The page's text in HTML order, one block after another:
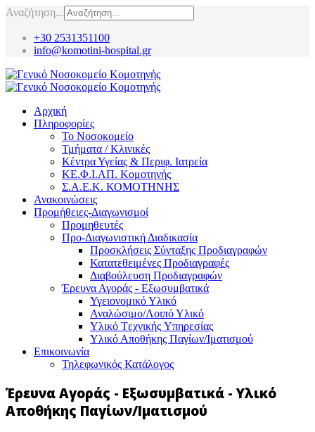
Αναζήτηση...
+30 2531351100
info@komotini-hospital.gr
Αρχική
Πληροφορίες
Το Νοσοκομείο
Τμήματα / Κλινικές
Κέντρα Υγείας & Περιφ. Ιατρεία
ΚΕ.Φ.Ι.ΑΠ. Κομοτηνής
Σ.Α.Ε.Κ. ΚΟΜΟΤΗΝΗΣ
Ανακοινώσεις
Προμήθειες-Διαγωνισμοί
Προμηθευτές
Προ-Διαγωνιστική Διαδικασία
Προσκλήσεις Σύνταξης Προδιαγραφών
Κατατεθειμένες Προδιαγραφές
Διαβούλευση Προδιαγραφών
Έρευνα Αγοράς - Εξωσυμβατικά
Υγειονομικό Υλικό
Αναλώσιμο/Λοιπό Υλικό
Υλικό Tεχνικής Yπηρεσίας
Υλικό Αποθήκης Παγίων/Ιματισμού
Επικοινωνία
Τηλεφωνικός Κατάλογος
Έρευνα Αγοράς - Εξωσυμβατικά - Υλικό
Αποθήκης Παγίων/Ιματισμού